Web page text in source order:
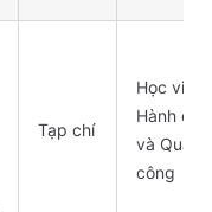
Tạp chí
Học viện
Hành
và Quản
công